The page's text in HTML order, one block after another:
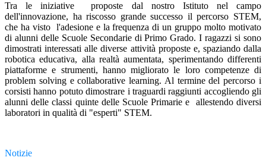
Tra le iniziative proposte dal nostro Istituto nel campo
dell'innovazione, ha riscosso grande successo il percorso STEM,
che ha visto l'adesione e la frequenza di un gruppo molto motivato
di alunni delle Scuole Secondarie di Primo Grado. I ragazzi si sono
dimostrati interessati alle diverse attività proposte e, spaziando dalla
robotica educativa, alla realtà aumentata, sperimentando differenti
piattaforme e strumenti, hanno migliorato le loro competenze di
problem solving e collaborative learning. Al termine del percorso i
corsisti hanno potuto dimostrare i traguardi raggiunti accogliendo gli
alunni delle classi quinte delle Scuole Primarie e allestendo diversi
laboratori in qualità di "esperti" STEM.
Notizie